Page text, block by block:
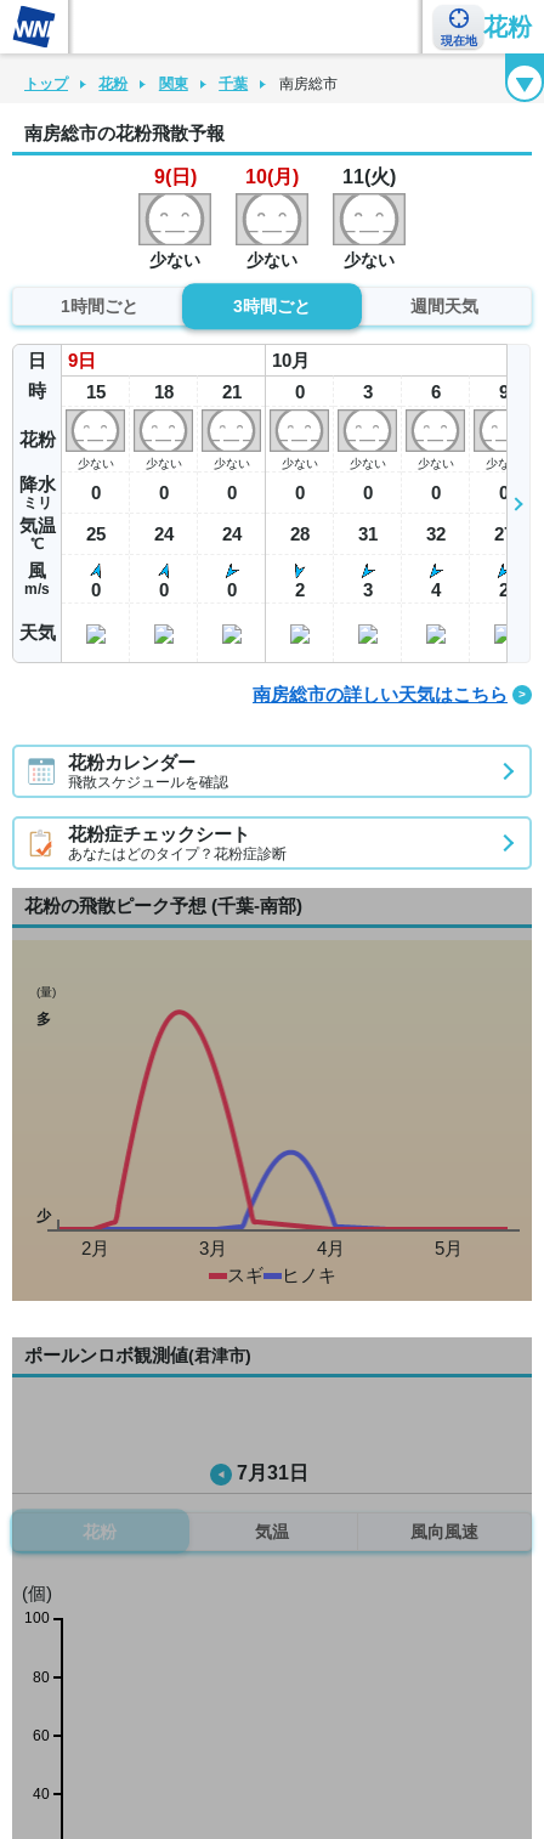
現在地
花粉
花粉カレンダー 花粉図鑑 花粉症チェックシート 花粉症ハンドブック
トップ 花粉 関東 千葉 南房総市
南房総市の花粉飛散予報
9(日)
少ない
10(月)
少ない
11(火)
少ない
1時間ごと 3時間ごと 週間天気
日
時
花粉
降水
ミリ
気温
℃
風
m/s
天気
9 日
15
少ない
0
25
0
18
少ない
0
24
0
21
少ない
0
24
0
10月
0
少ない
0
28
2
3
少ない
0
31
3
6
少ない
0
32
4
9
少ない
0
27
2
南房総市の詳しい天気はこちら
花粉カレンダー
飛散スケジュールを確認
花粉症チェックシート
あなたはどのタイプ？花粉症診断
花粉の飛散ピーク予想 (千葉-南部)
(量)
多
少
2月 3月 4月
5月
スギ
ヒノキ
ポールンロボ観測値(君津市)
7月31日
花粉 気温 風向風速
(個)
40
60
80
100